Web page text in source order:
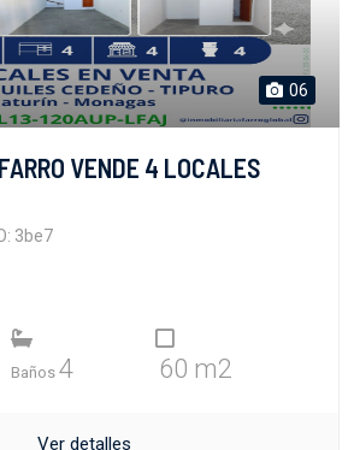
06
VENDE 4 LOCALES
3be7
Baños 4 60 m2
Ver detalles